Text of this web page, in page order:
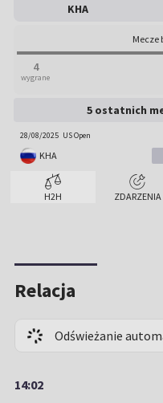
H2H ZDARZENIA
KHA
Mecze
4
wygrane
5 ostatnich
28/08/2025 US Open
KHA
06/07/2025
19/05/2021 Lyon
28/09/2020 Roland Garros
Relacja
Odświeżanie
14:02